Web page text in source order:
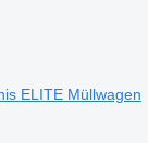
ELITE Müllwagen